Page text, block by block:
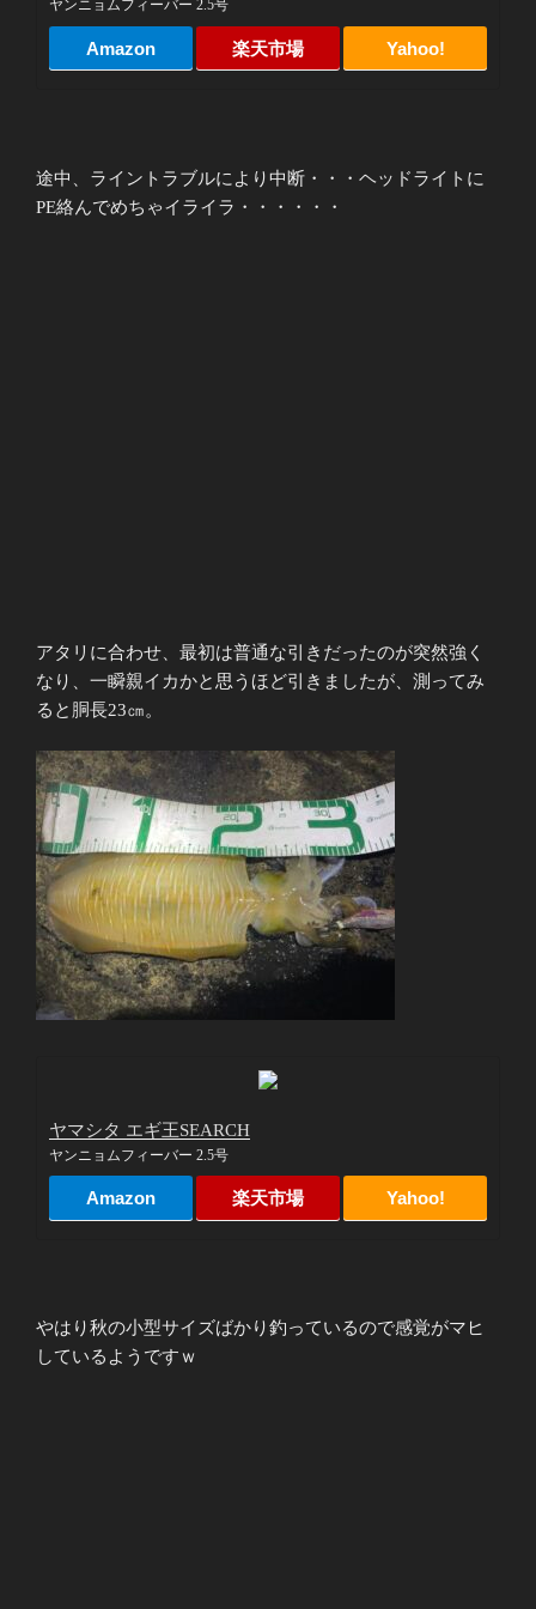
ヤンニョムフィーバー 2.5号
Amazon 楽天市場 Yahoo!
途中、ライントラブルにより中断・・・ヘッドライトに
PE絡んでめちゃイライラ・・・・・・
アタリに合わせ、最初は普通な引きだったのが突然強く
なり、一瞬親イカかと思うほど引きましたが、測ってみ
ると胴長23㎝。
ヤマシタ エギ王SEARCH
ヤンニョムフィーバー 2.5号
Amazon 楽天市場 Yahoo!
やはり秋の小型サイズばかり釣っているので感覚がマヒ
しているようですｗ